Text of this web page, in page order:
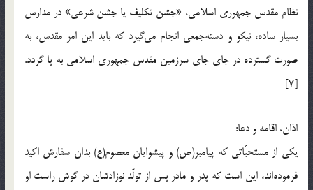
نظام مقدس جمهوري اسلامي، «جشن تكليف يا جشن شرعي» در مدارس
بسيار ساده، نيكو و دسته‌جمعي انجام مي‌گيرد كه بايد اين امر مقدس، به
صورت گسترده در جاي جاي سرزمين مقدس جمهوري اسلامي به پا گردد.
[7]
اذان، اقامه و دعا:
يكي از مستحبّاتي كه پيامبر(ص) و پيشوايان معصوم(ع) بدان سفارش اكيد
فرموده‌اند‌،‌ اين است كه پدر و مادر پس از تولّد نوزادشان در گوش راست او